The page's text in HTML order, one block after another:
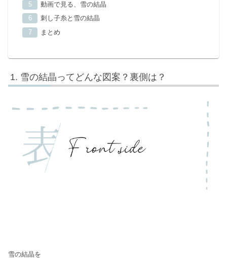
動画で見る、雪の結晶
刺し子糸と雪の結晶
まとめ
雪の結晶ってどんな図案？裏側は？
雪の結晶を